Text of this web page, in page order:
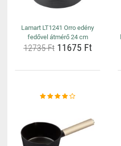
Lamart LT1241 Orro edény
fedővel átmérő 24 cm
12735 Ft11675 Ft